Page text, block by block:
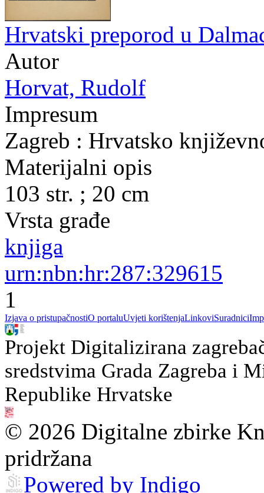
Hrvatski preporod u
Autor
Horvat, Rudolf
Impresum
Zagreb : Hrvatsko
Materijalni opis
103 str. ; 20 cm
Vrsta građe
knjiga
urn:nbn:hr:287:329615
1
Izjava o pristupačnostiO portaluUvjeti korištenjaLinkoviSuradnici
Projekt Digitalizirana
sredstvima Grada Zagreba i
Republike Hrvatske
© 2026 Digitalne zbirke
pridržana
Powered by Indigo